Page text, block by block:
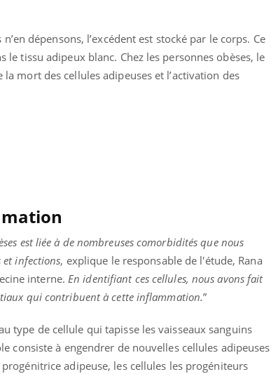
dépensons, l’excédent est stocké par le corps. Ce
tissu adipeux blanc. Chez les personnes obèses, le
mort des cellules adipeuses et l’activation des
est liée à de nombreuses comorbidités que nous
et infections, explique le responsable de l'étude, Rana
interne.En identifiant ces cellules, nous avons fait
qui contribuent à cette inflammation.”
type de cellule qui tapisse les vaisseaux sanguins
consiste à engendrer de nouvelles cellules adipeuses
adipeuse, les cellules les progéniteurs